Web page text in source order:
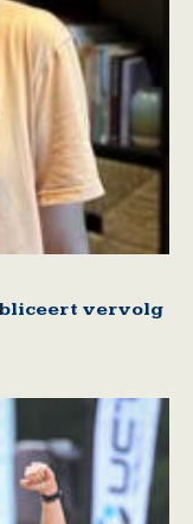
vervolg